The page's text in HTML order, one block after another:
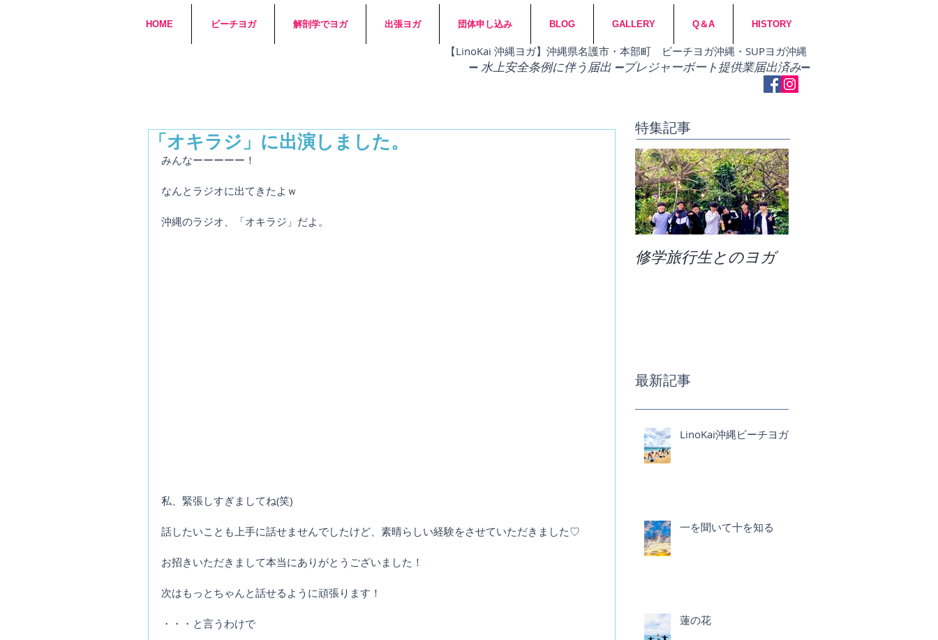
HOME ビーチヨガ 解剖学でヨガ 出張ヨガ 団体申し込み BLOG GALLERY Q＆A HISTORY
​【LinoKai 沖縄ヨガ】沖縄県名護市・本部町 ビーチヨガ沖縄・SUPヨガ沖縄
➖水上安全条例に伴う届出 ➖​プレジャーボート提供業届出済み➖
「オキラジ」に出演しました。
みんなーーーーー！
なんとラジオに出てきたよｗ
沖縄のラジオ、「オキラジ」だよ。
私、緊張しすぎましてね(笑)
話したいことも上手に話せませんでしたけど、素晴らしい経験をさせていただきました♡
お招きいただきまして本当にありがとうございました！
次はもっとちゃんと話せるように頑張ります！
・・・と言うわけで
特集記事
修学旅行生とのヨガ
最新記事
LinoKai沖縄ビーチヨガ
一を聞いて十を知る
蓮の花